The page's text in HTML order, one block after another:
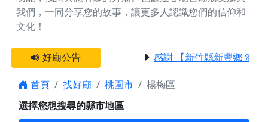
我們，一同分享您的故事，讓更多人認識您們的信仰和
文化！
好廟公告 感謝 【新竹縣新豐鄉 池和
首頁 找好廟 桃園市
楊梅區
選擇您想搜尋的縣市地區